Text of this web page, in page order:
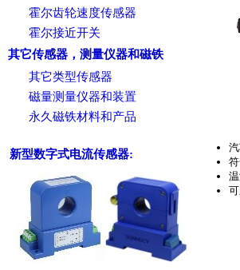
霍尔齿轮速度传感器
霍尔接近开关
其它传感器，测量仪器和磁铁
其它类型传感器
磁量测量仪器和装置
永久磁铁材料和产品
新型数字式电流传感器: